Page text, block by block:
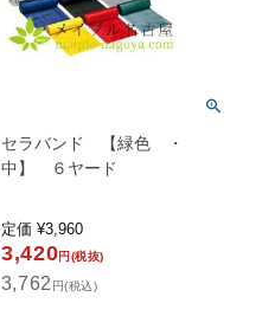
セラバンド 【緑色 ・
中】 ６ヤード
定価 ¥3,960
3,420円(税抜)
3,762 円(税込)